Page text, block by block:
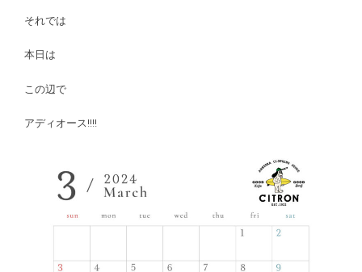
それでは
本日は
この辺で
アディオース!!!!